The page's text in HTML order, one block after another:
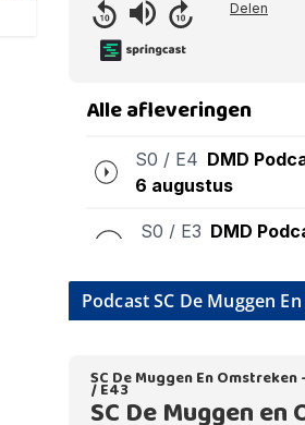
Podcast SC De Muggen